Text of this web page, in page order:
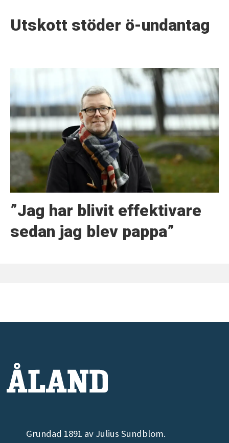
Utskott stöder ö-undantag
”Jag har blivit effektivare
sedan jag blev pappa”
Grundad 1891 av Julius Sundblom.